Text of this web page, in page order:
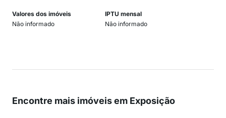
Valores dos imóveis
Não informado
IPTU mensal
Não informado
Encontre mais imóveis em Exposição